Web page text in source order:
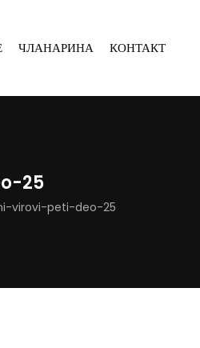
ЧЛАНАРИНА КОНТАКТ
25
virovi-peti-deo-25